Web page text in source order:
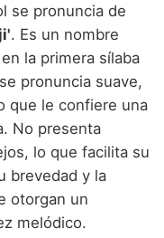
se pronuncia de
. Es un nombre
la primera sílaba
pronuncia suave,
que le confiere una
No presenta
lo que facilita su
brevedad y la
otorgan un
melódico.